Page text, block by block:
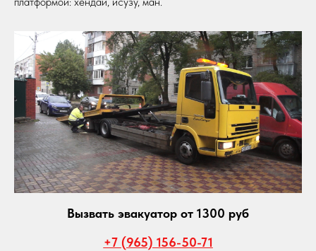
Вызвать эвакуатор от 1300 руб
+7 (965) 156-50-71